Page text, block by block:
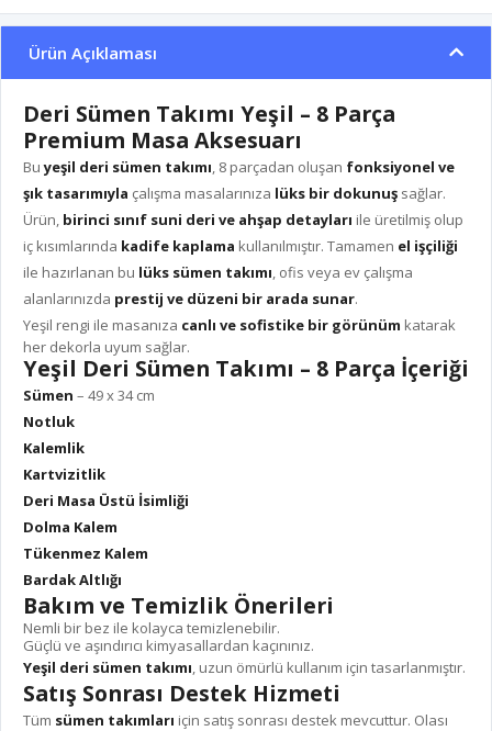
Ürün Açıklaması
Deri Sümen Takımı Yeşil – 8 Parça
Premium Masa Aksesuarı
Buyeşil deri sümen takımı , 8 parçadan oluşan fonksiyonel ve
şık tasarımıyla çalışma masalarınıza lüks bir dokunuş sağlar.
Ürün, birinci sınıf suni deri ve ahşap detayları ile üretilmiş olup
iç kısımlarında kadife kaplama kullanılmıştır. Tamamen el işçiliği
ile hazırlanan bu lüks sümen takımı , ofis veya ev çalışma
alanlarınızda prestij ve düzeni bir arada sunar.
Yeşil rengi ile masanıza canlı ve sofistike bir görünüm katarak
her dekorla uyum sağlar.
Yeşil Deri Sümen Takımı – 8 Parça İçeriği
Sümen – 49 x 34 cm
Notluk
Kalemlik
Kartvizitlik
Deri Masa Üstü İsimliği
Dolma Kalem
Tükenmez Kalem
Bardak Altlığı
Bakım ve Temizlik Önerileri
Nemli bir bez ile kolayca temizlenebilir.
Güçlü ve aşındırıcı kimyasallardan kaçınınız.
Yeşil deri sümen takımı , uzun ömürlü kullanım için tasarlanmıştır.
Satış Sonrası Destek Hizmeti
Tüm sümen takımları için satış sonrası destek mevcuttur. Olası